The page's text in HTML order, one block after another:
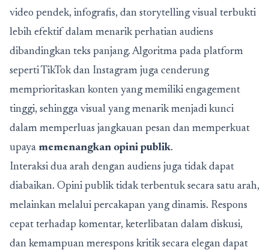
video pendek, infografis, dan storytelling visual terbukti
lebih efektif dalam menarik perhatian audiens
dibandingkan teks panjang. Algoritma pada platform
seperti TikTok dan Instagram juga cenderung
memprioritaskan konten yang memiliki engagement
tinggi, sehingga visual yang menarik menjadi kunci
dalam memperluas jangkauan pesan dan memperkuat
upaya memenangkan opini publik.
Interaksi dua arah dengan audiens juga tidak dapat
diabaikan. Opini publik tidak terbentuk secara satu arah,
melainkan melalui percakapan yang dinamis. Respons
cepat terhadap komentar, keterlibatan dalam diskusi,
dan kemampuan merespons kritik secara elegan dapat